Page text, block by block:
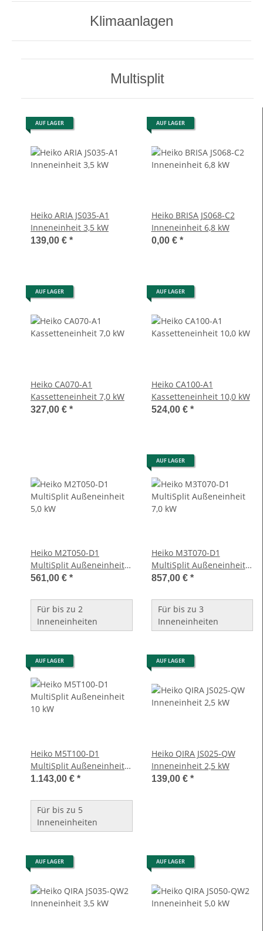
Klimaanlagen
Multisplit
AUF LAGER
Heiko ARIA JS035-A1
Inneneinheit 3,5 kW
139,00 € *
AUF LAGER
Heiko BRISA JS068-C2
Inneneinheit 6,8 kW
0,00 € *
AUF LAGER
Heiko CA070-A1
Kassetteneinheit 7,0 kW
327,00 € *
AUF LAGER
Heiko CA100-A1
Kassetteneinheit 10,0 kW
524,00 € *
Heiko M2T050-D1
MultiSplit Außeneinheit
5,0 kW
561,00 € *
Für bis zu 2
Inneneinheiten
AUF LAGER
Heiko M3T070-D1
MultiSplit Außeneinheit
7,0 kW
857,00 € *
Für bis zu 3
Inneneinheiten
AUF LAGER
Heiko M5T100-D1
MultiSplit Außeneinheit
10 kW
1.143,00 € *
Für bis zu 5
Inneneinheiten
AUF LAGER
Heiko QIRA JS025-QW
Inneneinheit 2,5 kW
139,00 € *
AUF LAGER AUF LAGER